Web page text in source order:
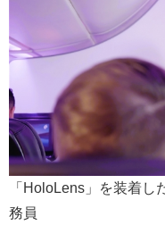
「HoloLens」を装着
務員